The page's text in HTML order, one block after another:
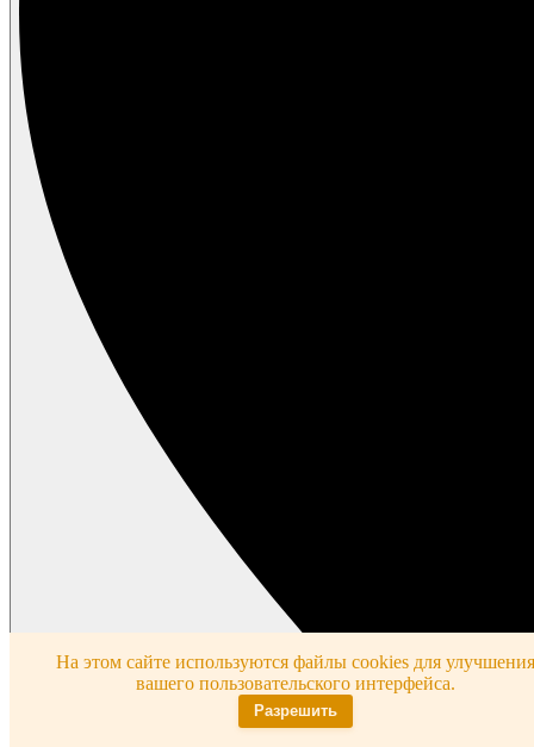
На этом сайте используются файлы cookies для улучшения
вашего пользовательского интерфейса.
Разрешить